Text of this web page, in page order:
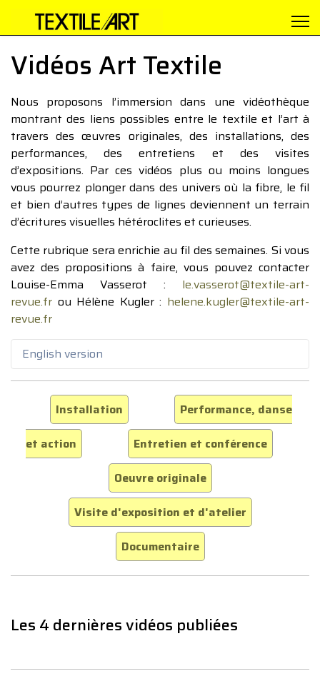
Vidéos Art Textile
Nous proposons l’immersion dans une vidéothèque
montrant des liens possibles entre le textile et l’art à
travers des œuvres originales, des installations, des
performances, des entretiens et des visites
d’expositions. Par ces vidéos plus ou moins longues
vous pourrez plonger dans des univers où la fibre, le fil
et bien d’autres types de lignes deviennent un terrain
d’écritures visuelles hétéroclites et curieuses.
Cette rubrique sera enrichie au fil des semaines. Si vous
avez des propositions à faire, vous pouvez contacter
Louise-Emma Vasserot : le.vasserot@textile-art-
revue.fr ou Hélène Kugler : helene.kugler@textile-art-
revue.fr
English version
Installation
Performance, danse
et action
Entretien et conférence
Oeuvre originale
Visite d'exposition et d'atelier
Documentaire
Les 4 dernières vidéos publiées